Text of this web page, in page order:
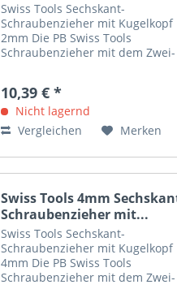
Swiss Tools Sechskant-
Schraubenzieher mit Kugelkopf
2mm Die PB Swiss Tools
Schraubenzieher mit dem Zwei-
Bereich, in Montagestrassen und
für zu Hause. Sie werden überall
dort besonders...
10,39 € *
Nicht lagernd
Vergleichen
Merken
Swiss Tools 4mm
Schraubenzieher mit...
Swiss Tools Sechskant-
Schraubenzieher mit Kugelkopf
4mm Die PB Swiss Tools
Schraubenzieher mit dem Zwei-